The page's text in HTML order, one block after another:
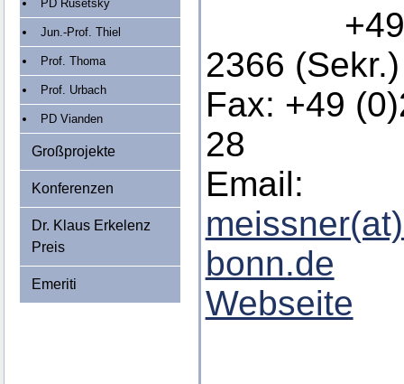
PD Rusetsky
Jun.-Prof. Thiel
Prof. Thoma
Prof. Urbach
PD Vianden
Großprojekte
Konferenzen
Dr. Klaus Erkelenz
Preis
Emeriti
+49
2366 (Sekr.)
Fax: +49
28
Email:
bonn.de
Webseite